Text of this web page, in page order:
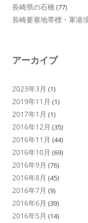
長崎県の石橋 (77)
長崎要塞地帯標・軍港
アーカイブ
2023年3月 (1)
2019年11月 (1)
2017年1月 (1)
2016年12月 (35)
2016年11月 (44)
2016年10月 (69)
2016年9月 (76)
2016年8月 (45)
2016年7月 (9)
2016年6月 (39)
2016年5月 (14)